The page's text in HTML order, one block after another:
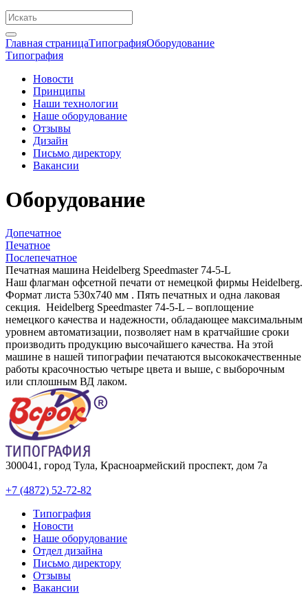
Главная страницаТипографияОборудование
Типография
Новости
Принципы
Наши технологии
Наше оборудование
Отзывы
Дизайн
Письмо директору
Вакансии
Оборудование
Допечатное
Печатное
Послепечатное
Печатная машина Heidelberg Speedmaster 74-5-L
Наш флагман офсетной печати от немецкой фирмы Heidelberg.
Формат листа 530х740 мм . Пять печатных и одна лаковая
секция. Heidelberg Speedmaster 74-5-L – воплощение
немецкого качества и надежности, обладающее максимальным
уровнем автоматизации, позволяет нам в кратчайшие сроки
производить продукцию высочайшего качества. На этой
машине в нашей типографии печатаются высококачественные
работы красочностью четыре цвета и выше, с выборочным
или сплошным ВД лаком.
300041, город Тула, Красноармейский проспект, дом 7а
+7 (4872) 52-72-82
Типография
Новости
Наше оборудование
Отдел дизайна
Письмо директору
Отзывы
Вакансии